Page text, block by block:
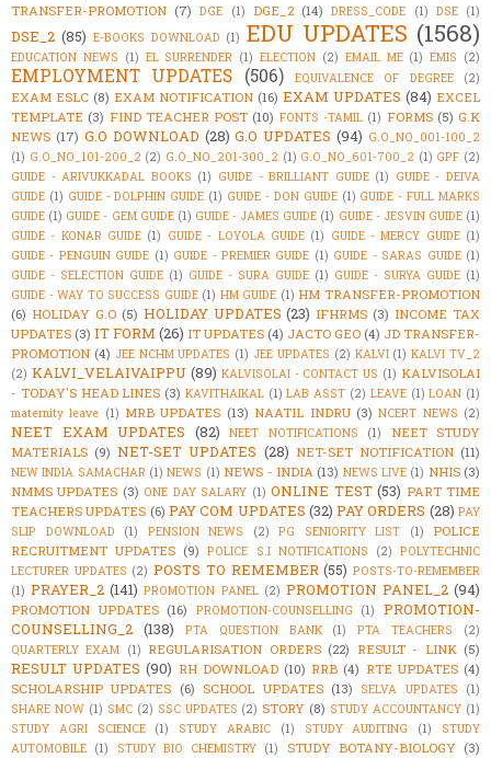
TRANSFER-PROMOTION (7) DGE (1) DGE_2 (14) DRESS_CODE (1) DSE (1)
DSE_2 (85) E-BOOKS DOWNLOAD (1) EDU UPDATES (1568)
EDUCATION NEWS (1) EL SURRENDER (1) ELECTION (2) EMAIL ME (1) EMIS (2)
EMPLOYMENT UPDATES (506) EQUIVALENCE OF DEGREE (2)
EXAM ESLC (8) EXAM NOTIFICATION (16) EXAM UPDATES (84) EXCEL
TEMPLATE (3) FIND TEACHER POST (10) FONTS -TAMIL (1) FORMS (5) G.K
NEWS (17) G.O DOWNLOAD (28) G.O UPDATES (94) G.O_NO_001-100_2
(1) G.O_NO_101-200_2 (2) G.O_NO_201-300_2 (1) G.O_NO_601-700_2 (1) GPF (2)
GUIDE - ARIVUKKADAL BOOKS (1) GUIDE - BRILLIANT GUIDE (1) GUIDE - DEIVA
GUIDE (1) GUIDE - DOLPHIN GUIDE (1) GUIDE - DON GUIDE (1) GUIDE - FULL MARKS
GUIDE (1) GUIDE - GEM GUIDE (1) GUIDE - JAMES GUIDE (1) GUIDE - JESVIN GUIDE (1)
GUIDE - KONAR GUIDE (1) GUIDE - LOYOLA GUIDE (1) GUIDE - MERCY GUIDE (1)
GUIDE - PENGUIN GUIDE (1) GUIDE - PREMIER GUIDE (1) GUIDE - SARAS GUIDE (1)
GUIDE - SELECTION GUIDE (1) GUIDE - SURA GUIDE (1) GUIDE - SURYA GUIDE (1)
GUIDE - WAY TO SUCCESS GUIDE (1) HM GUIDE (1) HM TRANSFER-PROMOTION
(6) HOLIDAY G.O (5) HOLIDAY UPDATES (23) IFHRMS (3) INCOME TAX
UPDATES (3) IT FORM (26) IT UPDATES (4) JACTO GEO (4) JD TRANSFER-
PROMOTION (4) JEE NCHM UPDATES (1) JEE UPDATES (2) KALVI (1) KALVI TV_2
(2) KALVI_VELAIVAIPPU (89) KALVISOLAI - CONTACT US (1) KALVISOLAI
- TODAY'S HEAD LINES (3) KAVITHAIKAL (1) LAB ASST (2) LEAVE (1) LOAN (1)
maternity leave (1) MRB UPDATES (13) NAATIL INDRU (3) NCERT NEWS (2)
NEET EXAM UPDATES (82) NEET NOTIFICATIONS (1)
NEET STUDY
MATERIALS (9) NET-SET UPDATES (28) NET-SET NOTIFICATION (11)
NEW INDIA SAMACHAR (1) NEWS (1) NEWS - INDIA (13) NEWS LIVE (1) NHIS (3)
NMMS UPDATES (3) ONE DAY SALARY (1) ONLINE TEST (53) PART TIME
TEACHERS UPDATES (6) PAY COM UPDATES (32) PAY ORDERS (28) PAY
SLIP DOWNLOAD
(1) PENSION NEWS (2) PG SENIORITY LIST (1)
POLICE
RECRUITMENT UPDATES (9) POLICE S.I NOTIFICATIONS (2) POLYTECHNIC
LECTURER UPDATES (2) POSTS TO REMEMBER (55) POSTS-TO-REMEMBER
(1) PRAYER_2 (141) PROMOTION PANEL (2) PROMOTION PANEL_2 (94)
PROMOTION UPDATES (16) PROMOTION-COUNSELLING (1)
PROMOTION-
COUNSELLING_2 (138) PTA QUESTION BANK (1) PTA TEACHERS
(2)
QUARTERLY EXAM (1) REGULARISATION ORDERS (22) RESULT - LINK (5)
RESULT UPDATES (90) RH DOWNLOAD (10) RRB (4) RTE UPDATES (4)
SCHOLARSHIP UPDATES (6) SCHOOL UPDATES (13) SELVA UPDATES
(1)
SHARE NOW (1) SMC (2) SSC UPDATES (2) STORY (8) STUDY ACCOUNTANCY (1)
STUDY AGRI SCIENCE
(1) STUDY ARABIC (1) STUDY AUDITING (1)
STUDY
AUTOMOBILE (1) STUDY BIO CHEMISTRY (1) STUDY BOTANY-BIOLOGY (3)